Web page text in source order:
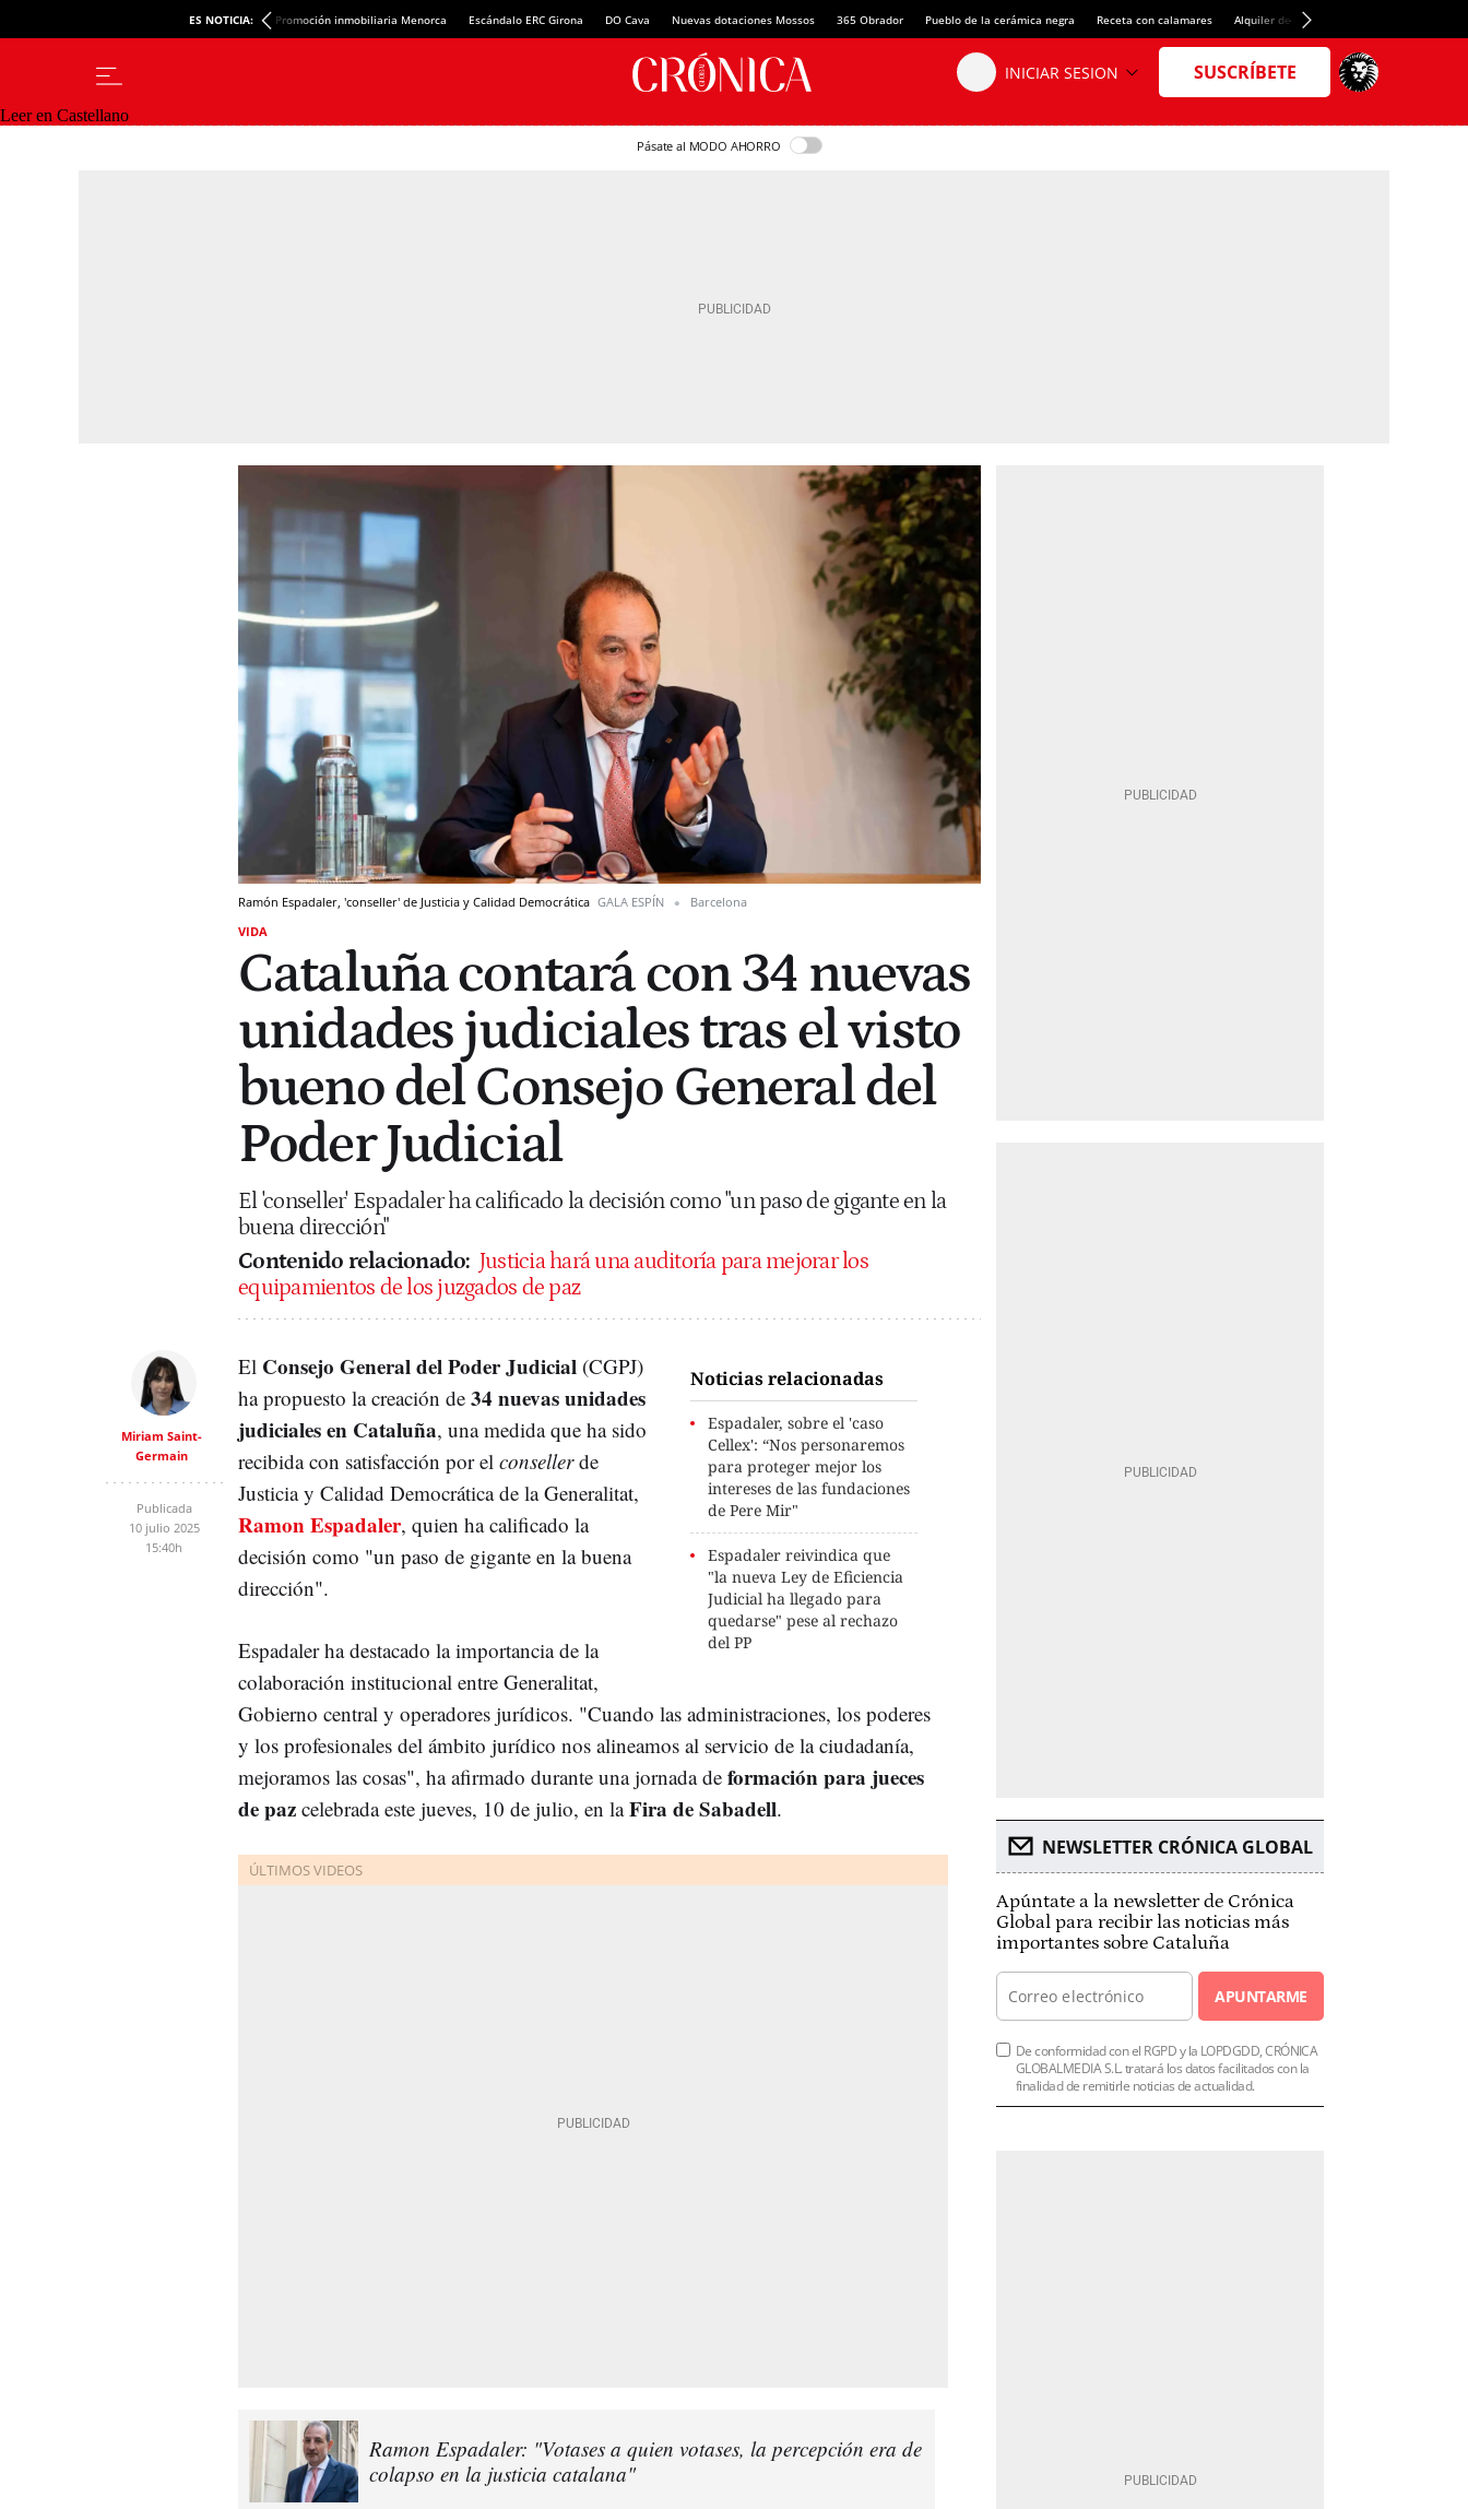
ES NOTICIA: Promoción inmobiliaria Menorca Escándalo ERC Girona DO Cava Nuevas dotaciones Mossos 365 Obrador Pueblo de la cerámica negra Receta con calamares Alquiler de habitaciones en España
Leer en Castellano
Pásate al MODO AHORRO
Ramón Espadaler, 'conseller' de Justicia y Calidad Democrática GALA ESPÍN
Barcelona
VIDA
Cataluña contará con 34 nuevas
unidades judiciales tras el visto
bueno del Consejo General del
Poder Judicial
El 'conseller' Espadaler ha calificado la decisión como "un paso de gigante en la
buena dirección"
Contenido relacionado: Justicia hará una auditoría para mejorar los
equipamientos de los juzgados de paz
Miriam Saint-
Germain
Publicada
10 julio 2025
15:40h
Noticias relacionadas
Espadaler, sobre el 'caso
Cellex': “Nos personaremos
para proteger mejor los
intereses de las fundaciones
de Pere Mir"
Espadaler reivindica que
"la nueva Ley de Eficiencia
Judicial ha llegado para
quedarse" pese al rechazo
del PP
El Consejo General del Poder Judicial (CGPJ)
ha propuesto la creación de 34 nuevas unidades
judiciales en Cataluña, una medida que ha sido
recibida con satisfacción por el consellerde
Justicia y Calidad Democrática de la Generalitat,
Ramon Espadaler, quien ha calificado la
decisión como "un paso de gigante en la buena
dirección".
Espadaler ha destacado la importancia de la
colaboración institucional entre Generalitat,
Gobierno central y operadores jurídicos. "Cuando las administraciones, los poderes
y los profesionales del ámbito jurídico nos alineamos al servicio de la ciudadanía,
mejoramos las cosas", ha afirmado durante una jornada de formación para jueces
de paz celebrada este jueves, 10 de julio, en laFira de Sabadell.
Ramon Espadaler: "Votases a quien votases, la percepción era de
colapso en la justicia catalana"
NEWSLETTER CRÓNICA GLOBAL
Apúntate a la newsletter de Crónica
Global para recibir las noticias más
importantes sobre Cataluña
APUNTARME
De conformidad con el RGPD y la LOPDGDD, CRÓNICA
GLOBALMEDIA S.L. tratará los datos facilitados con la
finalidad de remitirle noticias de actualidad.